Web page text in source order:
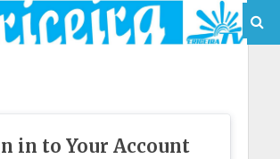
in to Your Account